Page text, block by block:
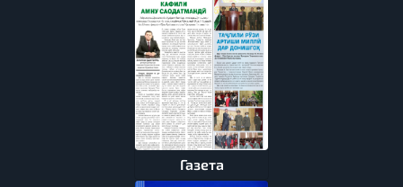
Газета